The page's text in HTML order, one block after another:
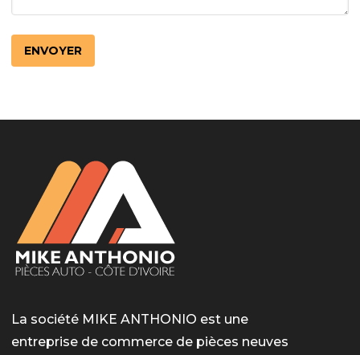
LotoMart
Бай Лото
escort barcelone
https://intimaties.net/es/category/woman-used-
used-panties-es/
eros houston
albanianescort
La société MIKE ANTHONIO est une
entreprise de commerce de pièces neuves